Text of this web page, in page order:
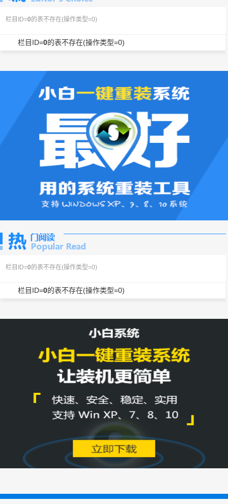
栏目ID=0的表不存在(操作类型=0)
栏目ID=0的表不存在(操作类型=0)
栏目ID=0的表不存在(操作类型=0)
栏目ID=0的表不存在(操作类型=0)